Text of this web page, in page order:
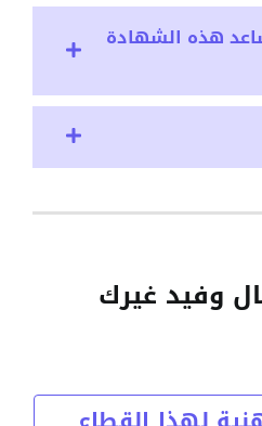
هذه الشهادة
وفيد غيرك